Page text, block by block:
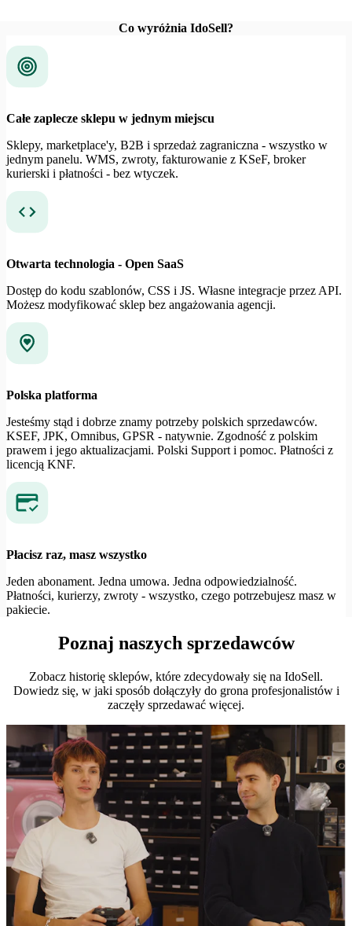
Co wyróżnia IdoSell?
Całe zaplecze sklepu w jednym miejscu
Sklepy, marketplace'y, B2B i sprzedaż zagraniczna - wszystko w
jednym panelu. WMS, zwroty, fakturowanie z KSeF, broker
kurierski i płatności - bez wtyczek.
Otwarta technologia - Open SaaS
Dostęp do kodu szablonów, CSS i JS. Własne integracje przez API.
Możesz modyfikować sklep bez angażowania agencji.
Polska platforma
Jesteśmy stąd i dobrze znamy potrzeby polskich sprzedawców.
KSEF, JPK, Omnibus, GPSR - natywnie. Zgodność z polskim
prawem i jego aktualizacjami. Polski Support i pomoc. Płatności z
licencją KNF.
Płacisz raz, masz wszystko
Jeden abonament. Jedna umowa. Jedna odpowiedzialność.
Płatności, kurierzy, zwroty - wszystko, czego potrzebujesz masz w
pakiecie.
Poznaj naszych sprzedawców
Zobacz historię sklepów, które zdecydowały się na IdoSell.
Dowiedz się, w jaki sposób dołączyły do grona profesjonalistów i
zaczęły sprzedawać więcej.